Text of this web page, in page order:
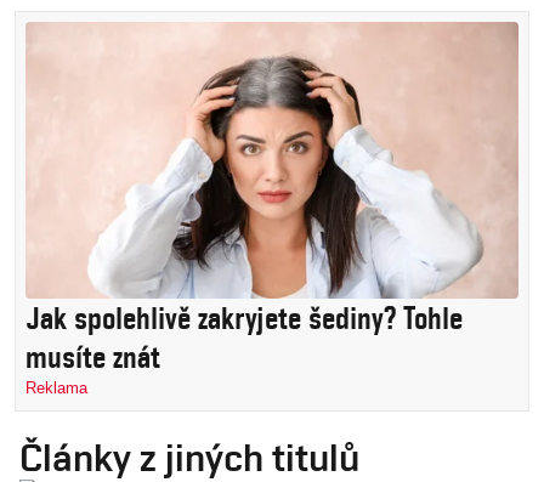
Jak spolehlivě zakryjete šediny? Tohle
musíte znát
Reklama
Články z jiných titulů